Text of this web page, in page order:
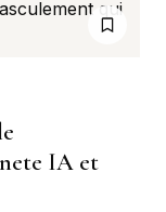
IA et